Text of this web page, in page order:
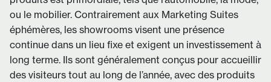
ou le mobilier. Contrairement aux Marketing Suites
éphémères, les showrooms visent une présence
continue dans un lieu fixe et exigent un investissement à
long terme. Ils sont généralement conçus pour accueillir
des visiteurs tout au long de l’année, avec des produits